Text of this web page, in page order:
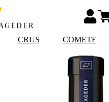
CRUS COMETE